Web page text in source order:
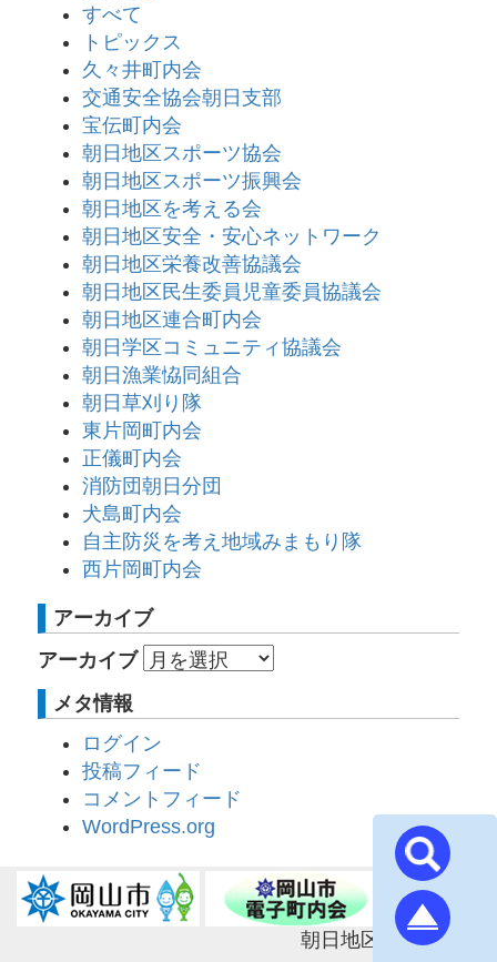
すべて
トピックス
久々井町内会
交通安全協会朝日支部
宝伝町内会
朝日地区スポーツ協会
朝日地区スポーツ振興会
朝日地区を考える会
朝日地区安全・安心ネットワーク
朝日地区栄養改善協議会
朝日地区民生委員児童委員協議会
朝日地区連合町内会
朝日学区コミュニティ協議会
朝日漁業恊同組合
朝日草刈り隊
東片岡町内会
正儀町内会
消防団朝日分団
犬島町内会
自主防災を考え地域みまもり隊
西片岡町内会
アーカイブ
アーカイブ
メタ情報
ログイン
投稿フィード
コメントフィード
WordPress.org
朝日地区連合町内会